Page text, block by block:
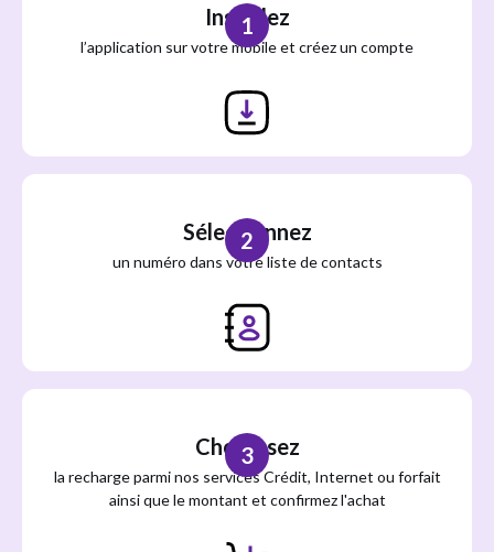
Installez
l’application sur votre mobile et créez un compte
1
Sélectionnez
un numéro dans votre liste de contacts
2
Choisissez
la recharge parmi nos services Crédit, Internet ou forfait
ainsi que le montant et confirmez l'achat
3